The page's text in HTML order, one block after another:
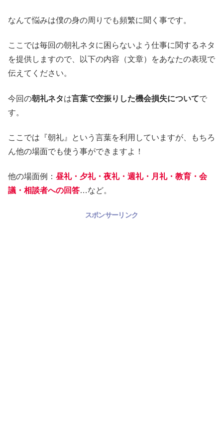
なんて悩みは僕の身の周りでも頻繁に聞く事です。
ここでは毎回の朝礼ネタに困らないよう仕事に関するネタ
を提供しますので、以下の内容（文章）をあなたの表現で
伝えてください。
今回の朝礼ネタは言葉で空振りした機会損失についてで
す。
ここでは『朝礼』という言葉を利用していますが、もちろ
ん他の場面でも使う事ができますよ！
他の場面例： 昼礼・夕礼・夜礼・週礼・月礼・教育・会
議・相談者への回答…など。
スポンサーリンク